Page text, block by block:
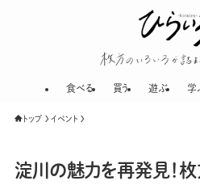
食べる 買う 遊ぶ 学
トップ イベント
淀川の魅力を再発見！